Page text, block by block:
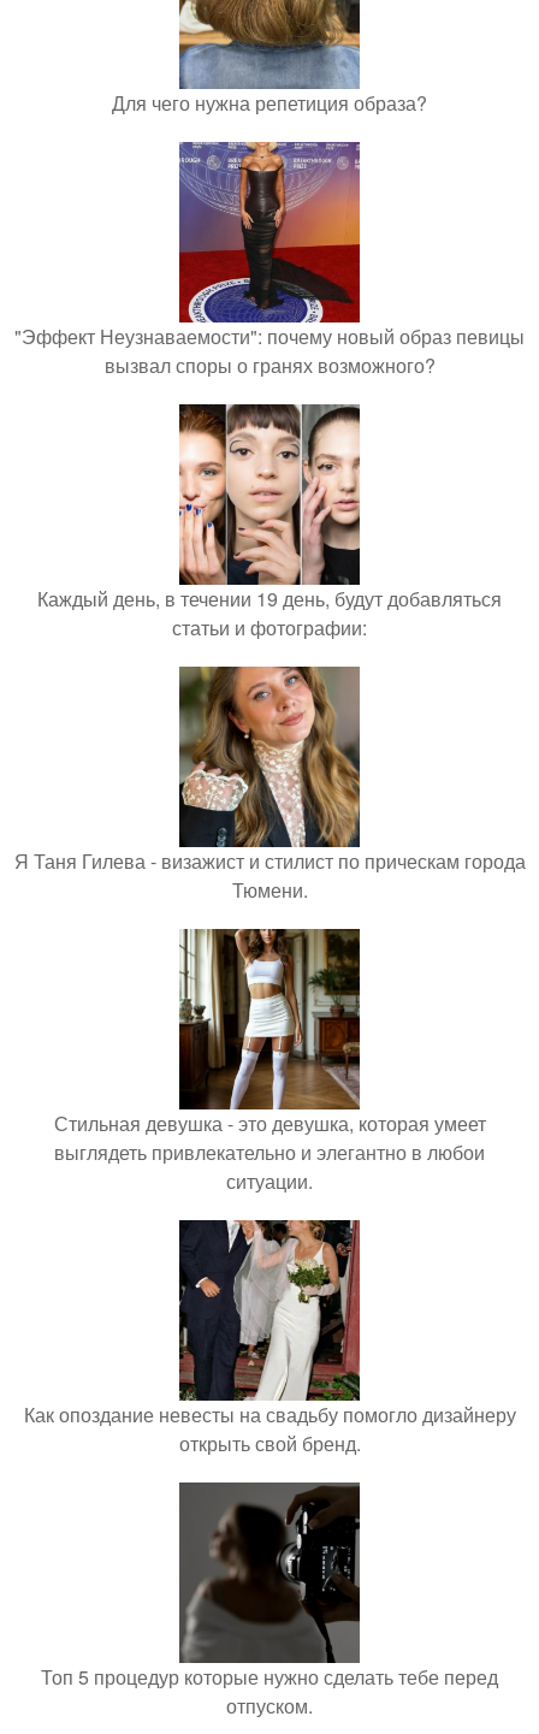
Для чего нужна репетиция образа?
"Эффект Неузнаваемости": почему новый образ певицы
вызвал споры о гранях возможного?
Каждый день, в течении 19 день, будут добавляться
статьи и фотографии:
Я Таня Гилева - визажист и стилист по прическам города
Тюмени.
Стильная девушка - это девушка, которая умеет
выглядеть привлекательно и элегантно в любои
ситуации.
Как опоздание невесты на свадьбу помогло дизайнеру
открыть свой бренд.
Топ 5 процедур которые нужно сделать тебе перед
отпуском.